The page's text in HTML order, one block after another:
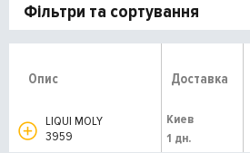
Фільтри та сортування
Опис Доставка
LIQUI MOLY
3959
Киев
1 дн.